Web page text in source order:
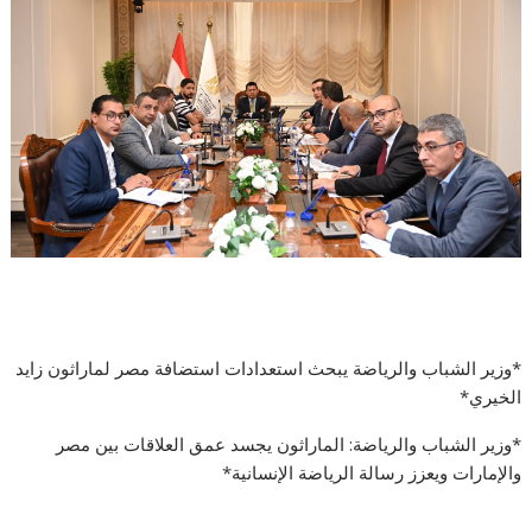
*وزير الشباب والرياضة يبحث استعدادات استضافة مصر لماراثون زايد
الخيري*
*وزير الشباب والرياضة: الماراثون يجسد عمق العلاقات بين مصر
والإمارات ويعزز رسالة الرياضة الإنسانية*